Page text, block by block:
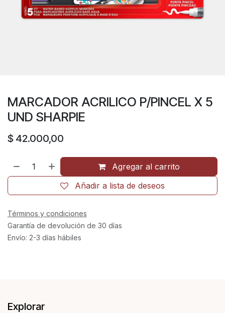
MARCADOR ACRILICO P/PINCEL X 5
UND SHARPIE
$ 42.000,00
Agregar al carrito
Añadir a lista de deseos
Términos y condiciones
Garantía de devolución de 30 días
Envío: 2-3 días hábiles
Explorar